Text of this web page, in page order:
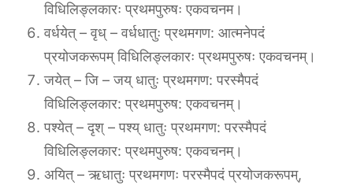
विधिलिङ्लकारः प्रथमपुरुषः एकवचनम।
वर्धयेत् – वृध् – वर्धधातुः प्रथमगण: आत्मनेपदं
प्रयोजकरूपम् विधिलिङ्लकारः प्रथमपुरुषः एकवचनम्।
जयेत् – जि – जय् धातुः प्रथमगण: परस्मैपदं
विधिलिङ्लकार: प्रथमपुरुष: एकवचनम्।
पश्येत् – दृश् – पश्य् धातुः प्रथमगण: परस्मैपदं
विधिलिङ्लकार: प्रथमपुरुष: एकवचनम्।
अयित् – ऋधातुः प्रथमगणः परस्मैपदं प्रयोजकरूपम्,